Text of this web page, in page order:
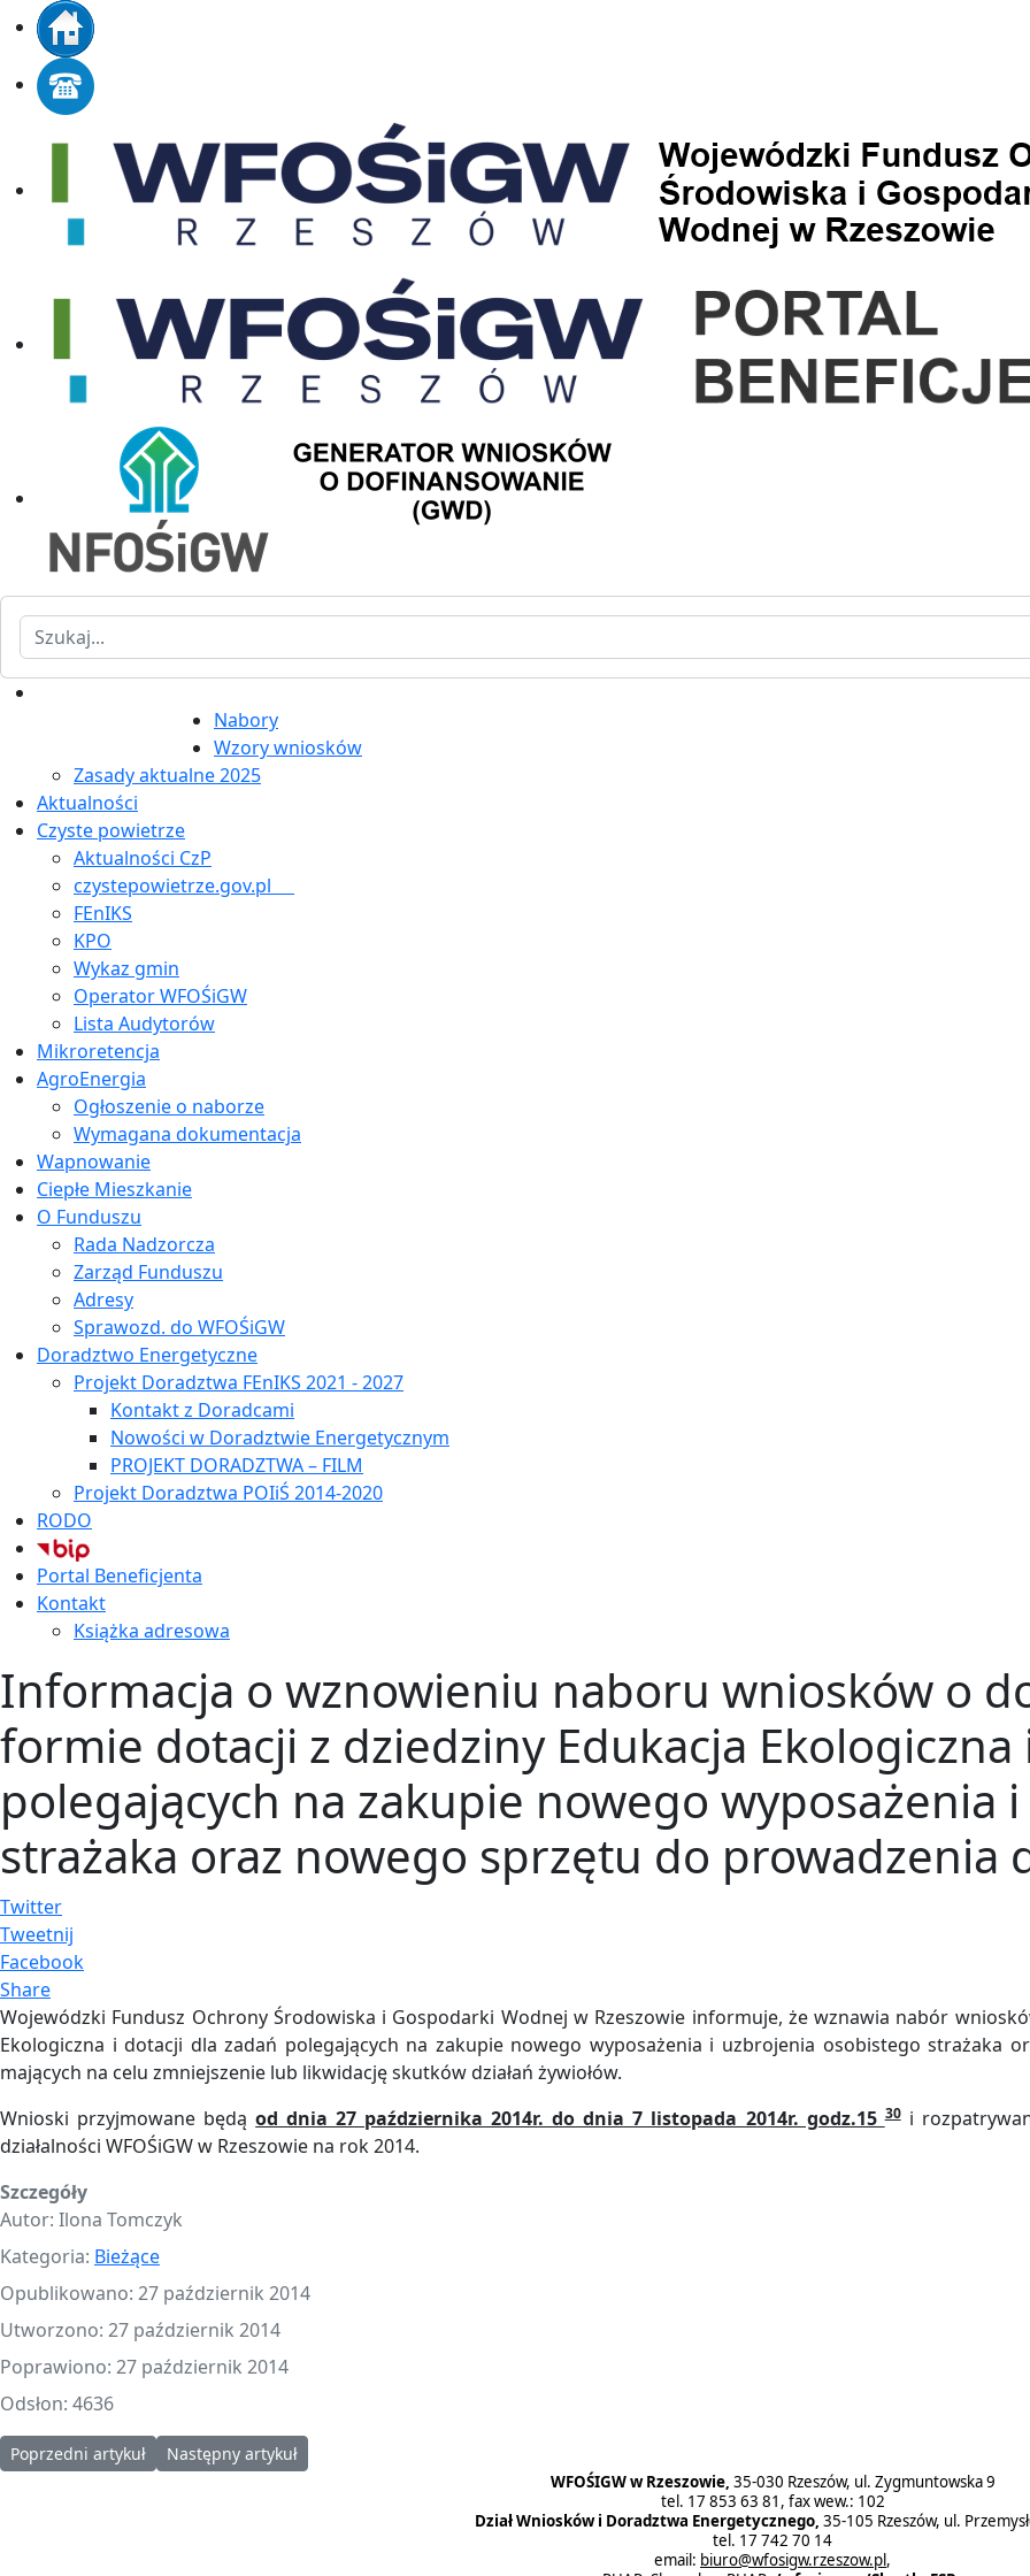
Szukaj
Nabory
Wzory wniosków
Zasady aktualne 2025
Aktualności
Czyste powietrze
Aktualności CzP
czystepowietrze.gov.pl
FEnIKS
KPO
Wykaz gmin
Operator WFOŚiGW
Lista Audytorów
Mikroretencja
AgroEnergia
Ogłoszenie o naborze
Wymagana dokumentacja
Wapnowanie
Ciepłe Mieszkanie
O Funduszu
Rada Nadzorcza
Zarząd Funduszu
Adresy
Sprawozd. do WFOŚiGW
Doradztwo Energetyczne
Projekt Doradztwa FEnIKS 2021 - 2027
Kontakt z Doradcami
Nowości w Doradztwie Energetycznym
PROJEKT DORADZTWA – FILM
Projekt Doradztwa POIiŚ 2014-2020
RODO
Portal Beneficjenta
Kontakt
Książka adresowa
Informacja o wznowieniu naboru wniosków o
formie dotacji z dziedziny Edukacja
polegających na zakupie nowego wyposażenia
strażaka oraz nowego sprzętu do prowadzenia
Twitter
Tweetnij
Facebook
Share
Wojewódzki Fundusz Ochrony Środowiska i Gospodarki Wodnej w Rzeszowie informuje, że wznawia nabór
Ekologiczna i dotacji dla zadań polegających na zakupie nowego wyposażenia i uzbrojenia osobistego strażaka
mających na celu zmniejszenie lub likwidację skutków działań żywiołów.
Wnioski przyjmowane będąod dnia 27 października 2014r. do dnia 7 listopada 2014r. godz.1530i
działalności WFOŚiGW w Rzeszowie na rok 2014.
Szczegóły
Autor: Ilona Tomczyk
Kategoria: Bieżące
Opublikowano: 27 październik 2014
Utworzono: 27 październik 2014
Poprawiono: 27 październik 2014
Odsłon: 4636
Poprzedni artykuł: Prawie 50 polskich miast podjęło walkę ze smogiem
Poprzedni artykuł Następny artykuł: Informacja o zamknięciu w roku 2014 naboru wniosków o dofinansowanie w formie dotacji
Następny artykuł
WFOŚIGW w Rzeszowie, 35-030 Rzeszów, ul. Zygmuntowska 9
tel. 17 853 63 81, fax wew.: 102
Dział Wniosków i Doradztwa Energetycznego, 35-105 Rzeszów, ul.
tel. 17 742 70 14
email: biuro@wfosigw.rzeszow.pl,